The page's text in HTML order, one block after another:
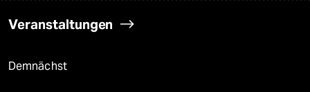
Veranstaltungen
Demnächst